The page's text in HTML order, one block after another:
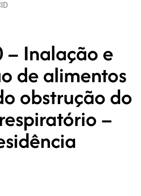
– Inalação e
de alimentos
obstrução do
–